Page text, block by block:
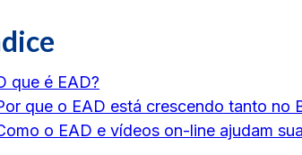
que é EAD?
que o EAD está crescendo tanto no
o EAD e vídeos on-line ajudam